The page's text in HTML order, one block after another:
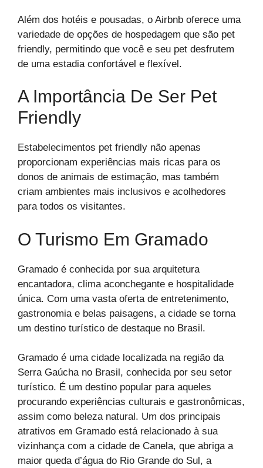
Além dos hotéis e pousadas, o Airbnb oferece uma
variedade de opções de hospedagem que são pet
friendly, permitindo que você e seu pet desfrutem
de uma estadia confortável e flexível.
A Importância De Ser Pet
Friendly
Estabelecimentos pet friendly não apenas
proporcionam experiências mais ricas para os
donos de animais de estimação, mas também
criam ambientes mais inclusivos e acolhedores
para todos os visitantes.
O Turismo Em Gramado
Gramado é conhecida por sua arquitetura
encantadora, clima aconchegante e hospitalidade
única. Com uma vasta oferta de entretenimento,
gastronomia e belas paisagens, a cidade se torna
um destino turístico de destaque no Brasil.
Gramado é uma cidade localizada na região da
Serra Gaúcha no Brasil, conhecida por seu setor
turístico. É um destino popular para aqueles
procurando experiências culturais e gastronômicas,
assim como beleza natural. Um dos principais
atrativos em Gramado está relacionado à sua
vizinhança com a cidade de Canela, que abriga a
maior queda d’água do Rio Grande do Sul, a